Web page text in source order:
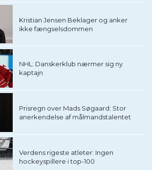
Kristian Jensen Beklager og anker
ikke fængselsdommen
NHL: Danskerklub nærmer sig ny
kaptajn
Prisregn over Mads Søgaard: Stor
anerkendelse af målmandstalentet
Verdens rigeste atleter: Ingen
hockeyspillere i top-100